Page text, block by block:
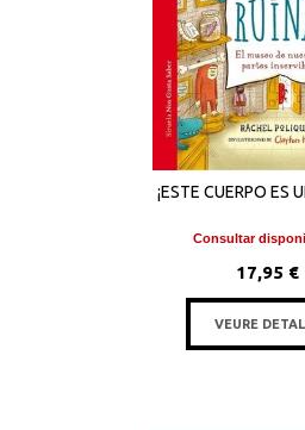
¡ESTE CUERPO ES
Consultar
17,95 €
VEURE